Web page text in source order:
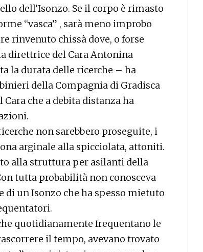
dell’Isonzo. Se il corpo è rimasto
“vasca” , sarà meno improbo
rinvenuto chissà dove, o forse
direttrice del Cara Antonina
la durata delle ricerche – ha
della Compagnia di Gradisca
che a debita distanza ha
non sarebbero proseguite, i
arginale alla spicciolata, attoniti.
alla struttura per asilanti della
tutta probabilità non conosceva
un Isonzo che ha spesso mietuto
quotidianamente frequentano le
il tempo, avevano trovato